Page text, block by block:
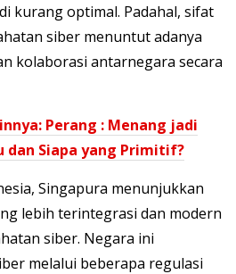
kurang optimal. Padahal, sifat
siber menuntut adanya
kolaborasi antarnegara secara
Perang : Menang jadi
dan Siapa yang Primitif?
Singapura menunjukkan
lebih terintegrasi dan modern
siber. Negara ini
melalui beberapa regulasi